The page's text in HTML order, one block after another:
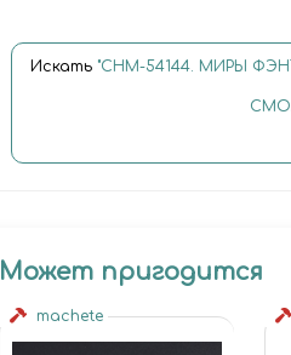
Искать "CHM-54144. МИРЫ
Может пригодится
machete